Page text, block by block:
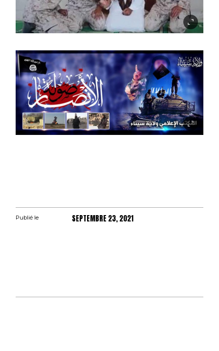
Publié le SEPTEMBRE 23, 2021